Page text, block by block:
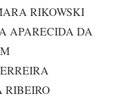
RIKOWSKI
APARECIDA DA
RIBEIRO